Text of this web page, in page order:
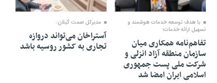
با هدف توسعه خدمات هوشمند و
تسهیل ارائه خدمات؛
تفاهم‌نامه همکاری میان
سازمان منطقه آزاد انزلی و
شرکت ملی پست جمهوری
اسلامی ایران امضا شد
۱۸ خرداد ۱۴۰۵
مدیرکل صمت گیلان:
آستراخان می‌تواند دروازه
تجاری به کشور روسیه باشد